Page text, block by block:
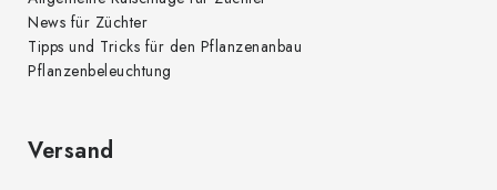
News für Züchter
Tipps und Tricks für den Pflanzenanbau
Pflanzenbeleuchtung
Versand